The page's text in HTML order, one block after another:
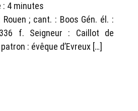
: 4 minutes
Rouen ; cant. : Boos Gén. él. :
f. Seigneur : Caillot de
: évêque d’Evreux […]